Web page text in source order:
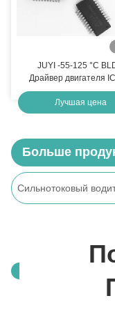
JUYI -55-125 °C
Драйвер двигателя
бесдатного
Простая периферийная
/ отладка
Лучшая цена
Больше